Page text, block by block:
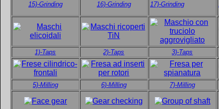
15)-Grinding 16)-Grinding 17)-Grinding
1)-Taps 2)-Taps 3)-Taps
5)-Milling 6)-Milling 7)-Milling